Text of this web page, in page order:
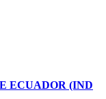
ECUADOR (IND